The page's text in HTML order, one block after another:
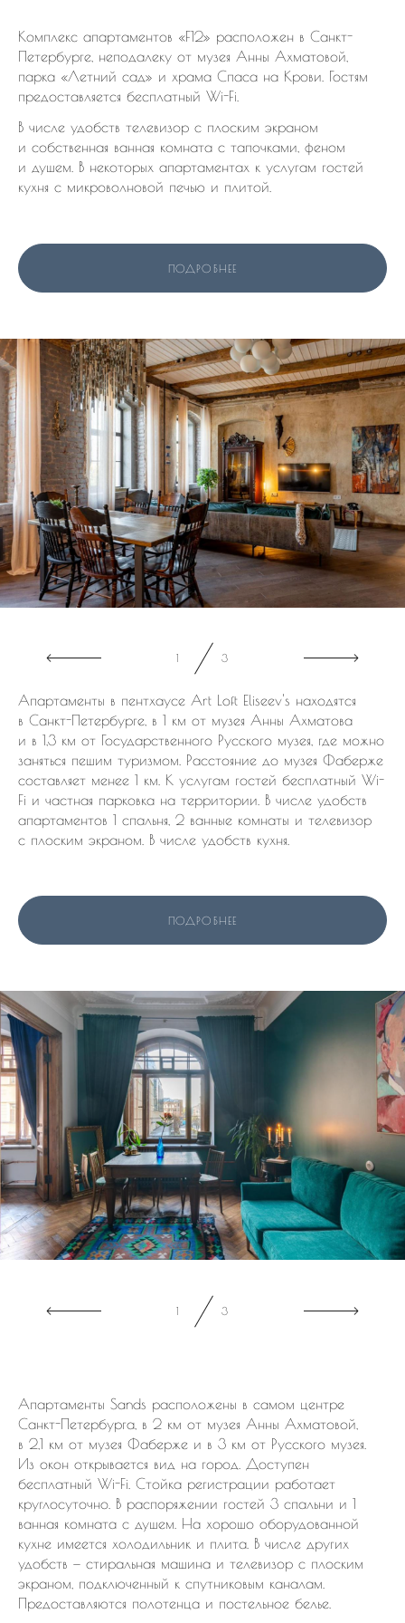
Комплекс апартаментов «F12» расположен в Санкт-
Петербурге, неподалеку от музея Анны Ахматовой,
парка «Летний сад» и храма Спаса на Крови. Гостям
предоставляется бесплатный Wi-Fi.
В числе удобств телевизор с плоским экраном
и собственная ванная комната с тапочками, феном
и душем. В некоторых апартаментах к услугам гостей
кухня с микроволновой печью и плитой.
ПОДРОБНЕЕ
2 3
Апартаменты в пентхаусе Art Loft Eliseev's находятся
в Санкт-Петербурге, в 1 км от музея Анны Ахматова
и в 1,3 км от Государственного Русского музея, где можно
заняться пешим туризмом. Расстояние до музея Фаберже
составляет менее 1 км. К услугам гостей бесплатный Wi-
Fi и частная парковка на территории. В числе удобств
апартаментов 1 спальня, 2 ванные комнаты и телевизор
с плоским экраном. В числе удобств кухня.
ПОДРОБНЕЕ
Апартаменты Sands расположены в самом центре
Санкт-Петербурга, в 2 км от музея Анны Ахматовой,
в 2,1 км от музея Фаберже и в 3 км от Русского музея.
Из окон открывается вид на город. Доступен
бесплатный Wi-Fi. Стойка регистрации работает
круглосуточно. В распоряжении гостей 3 спальни и 1
ванная комната с душем. На хорошо оборудованной
кухне имеется холодильник и плита. В числе других
удобств — стиральная машина и телевизор с плоским
экраном, подключенный к спутниковым каналам.
Предоставляются полотенца и постельное белье.
2 3